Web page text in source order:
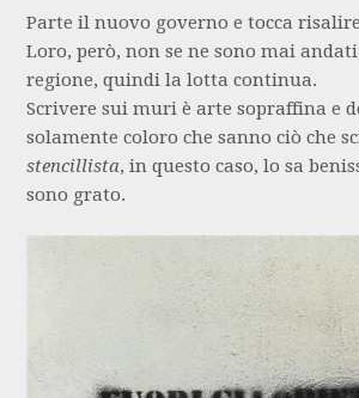
Parte il nuovo governo e tocca
Loro, però, non se ne sono mai
regione, quindi la lotta continua.
Scrivere sui muri è arte sopraffina e
solamente coloro che sanno ciò che
stencillista, in questo caso, lo sa
sono grato.